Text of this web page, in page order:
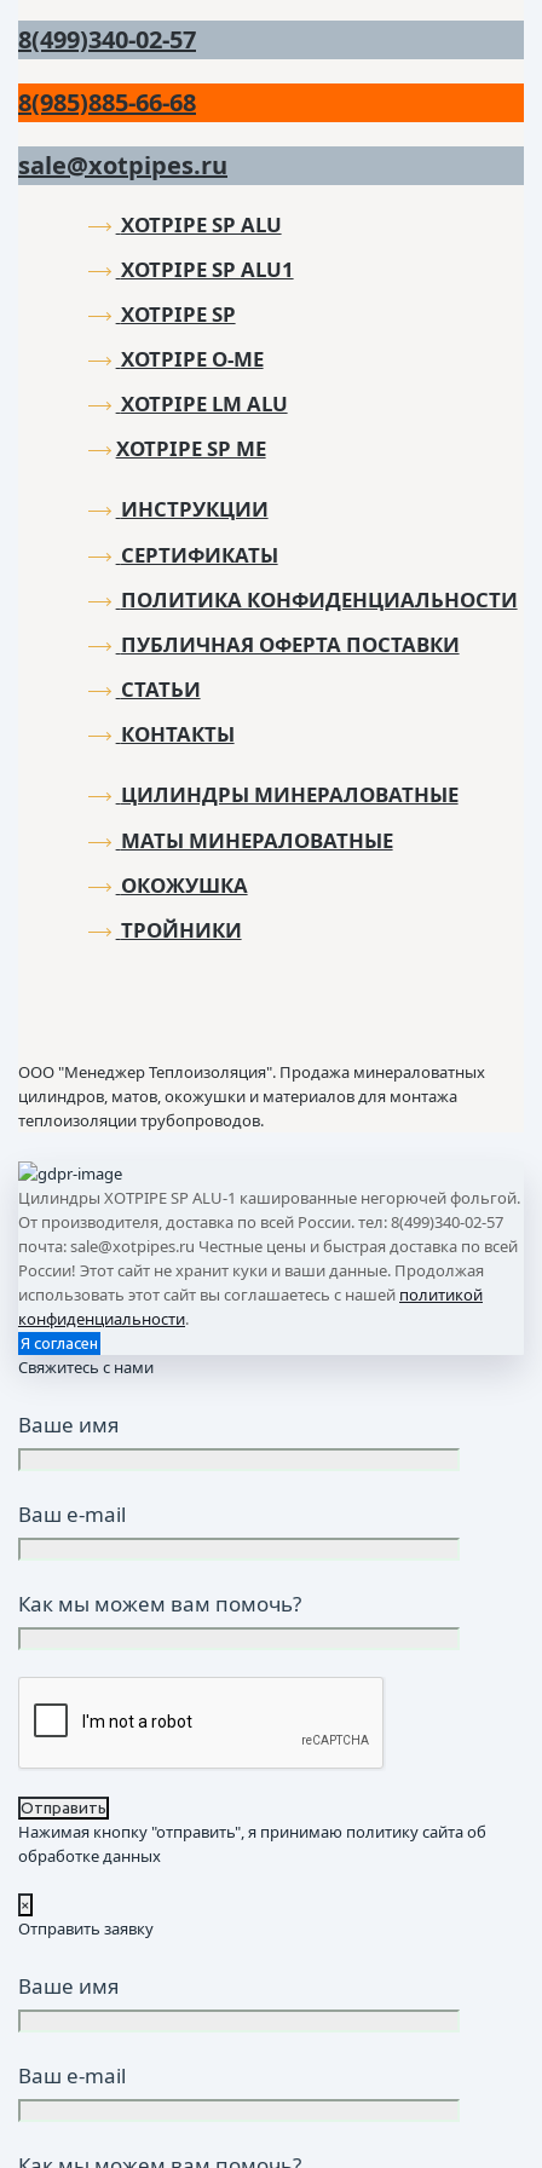
8(499)340-02-57
8(985)885-66-68
sale@xotpipes.ru
XOTPIPE SP ALU
XOTPIPE SP ALU1
XOTPIPE SP
XOTPIPE O-ME
XOTPIPE LM ALU
XOTPIPE SP ME
ИНСТРУКЦИИ
СЕРТИФИКАТЫ
ПОЛИТИКА КОНФИДЕНЦИАЛЬНОСТИ
ПУБЛИЧНАЯ ОФЕРТА ПОСТАВКИ
СТАТЬИ
КОНТАКТЫ
ЦИЛИНДРЫ МИНЕРАЛОВАТНЫЕ
МАТЫ МИНЕРАЛОВАТНЫЕ
ОКОЖУШКА
ТРОЙНИКИ
ООО "Менеджер Теплоизоляция". Продажа минераловатных
цилиндров, матов, окожушки и материалов для монтажа
теплоизоляции трубопроводов.
Цилиндры XOTPIPE SP ALU-1 кашированные негорючей фольгой.
От производителя, доставка по всей России. тел: 8(499)340-02-57
почта: sale@xotpipes.ru Честные цены и быстрая доставка по всей
России! Этот сайт не хранит куки и ваши данные. Продолжая
использовать этот сайт вы соглашаетесь с нашей политикой
конфиденциальности.
Я согласен
Свяжитесь с нами
Ваше имя
Ваш e-mail
Как мы можем вам помочь?
Нажимая кнопку "отправить", я принимаю политику сайта об
обработке данных
×
Отправить заявку
Ваше имя
Ваш e-mail